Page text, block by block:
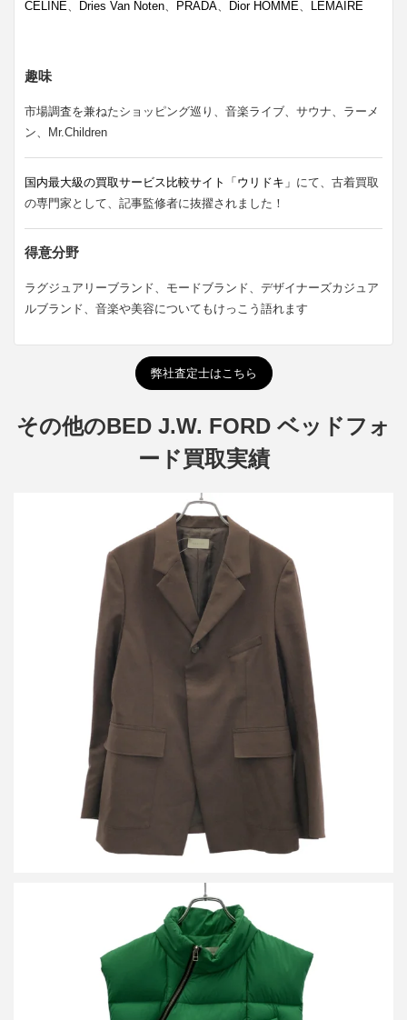
CELINE、 Dries Van Noten、 PRADA、 Dior HOMME、 LEMAIRE
趣味
市場調査を兼ねたショッピング巡り、音楽ライブ、サウナ、ラーメ
ン、Mr.Children
国内最大級の買取サービス比較サイト「ウリドキ」 にて、古着買取
の専門家として、記事監修者に抜擢されました！
得意分野
ラグジュアリーブランド、モードブランド、デザイナーズカジュア
ルブランド、音楽や美容についてもけっこう語れます
弊社査定士はこちら
その他のBED J.W. FORD ベッドフォ
ード買取実績
ベッドフォード 21AW キッドモヘアウールブレザージャケット